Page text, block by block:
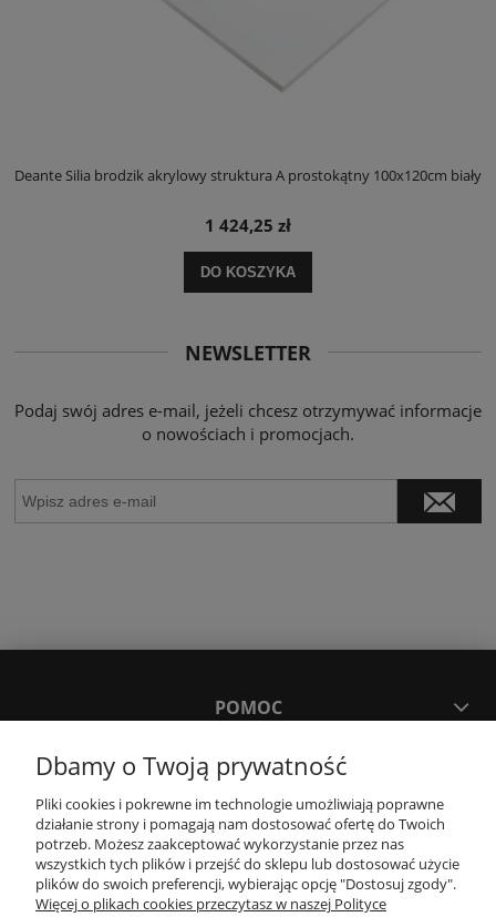
Deante Silia brodzik akrylowy struktura A prostokątny 100x120cm biały
1 424,25 zł
DO KOSZYKA
NEWSLETTER
Podaj swój adres e-mail, jeżeli chcesz otrzymywać informacje
o nowościach i promocjach.
POMOC
MOJE KONTO
PŁATNOŚCI I DOSTAWA
KONTAKT
Dbamy o Twoją prywatność
Pliki cookies i pokrewne im technologie umożliwiają poprawne
działanie strony i pomagają nam dostosować ofertę do Twoich
potrzeb. Możesz zaakceptować wykorzystanie przez nas
wszystkich tych plików i przejść do sklepu lub dostosować użycie
plików do swoich preferencji, wybierając opcję "Dostosuj zgody".
Więcej o plikach cookies przeczytasz w naszej Polityce